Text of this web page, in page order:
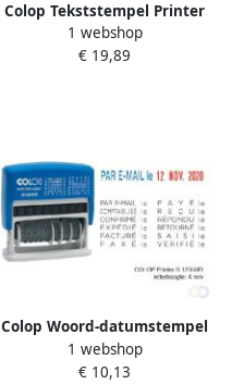
Colop Tekststempel Printer
50 personaliseerbaar
7regels 69x30mm
1 webshop
€ 19,89
Colop Woord-datumstempel
S120 mini-info dater 4mm
frans
1 webshop
€ 10,13